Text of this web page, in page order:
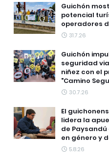
Guichón
potencial
operadores
31.7.26
Guichón
seguridad
niñez con el
"Camino
30.7.26
El
lidera la
de
en género y
5.8.26